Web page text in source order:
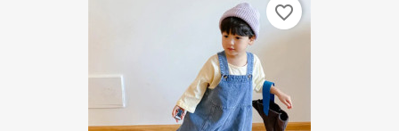
favorite_border